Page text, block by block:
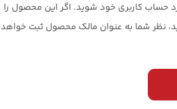
حساب کاربری خود شوید. اگر این محصول را
نظر شما به عنوان مالک محصول ثبت خواهد